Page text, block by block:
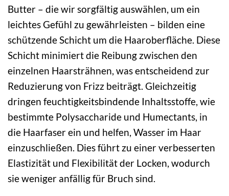
Butter – die wir sorgfältig auswählen, um ein
leichtes Gefühl zu gewährleisten – bilden eine
schützende Schicht um die Haaroberfläche. Diese
Schicht minimiert die Reibung zwischen den
einzelnen Haarsträhnen, was entscheidend zur
Reduzierung von Frizz beiträgt. Gleichzeitig
dringen feuchtigkeitsbindende Inhaltsstoffe, wie
bestimmte Polysaccharide und Humectants, in
die Haarfaser ein und helfen, Wasser im Haar
einzuschließen. Dies führt zu einer verbesserten
Elastizität und Flexibilität der Locken, wodurch
sie weniger anfällig für Bruch sind.